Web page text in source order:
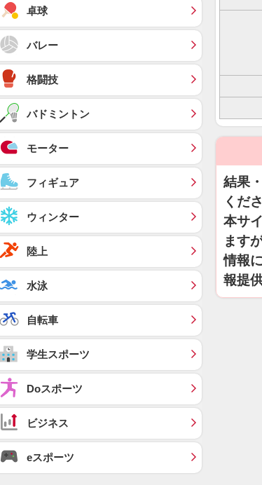
結果
くだ
本サ
ます
情報
報提
卓球
バレー
格闘技
バドミントン
モーター
フィギュア
ウィンター
陸上
水泳
自転車
学生スポーツ
Doスポーツ
ビジネス
eスポーツ